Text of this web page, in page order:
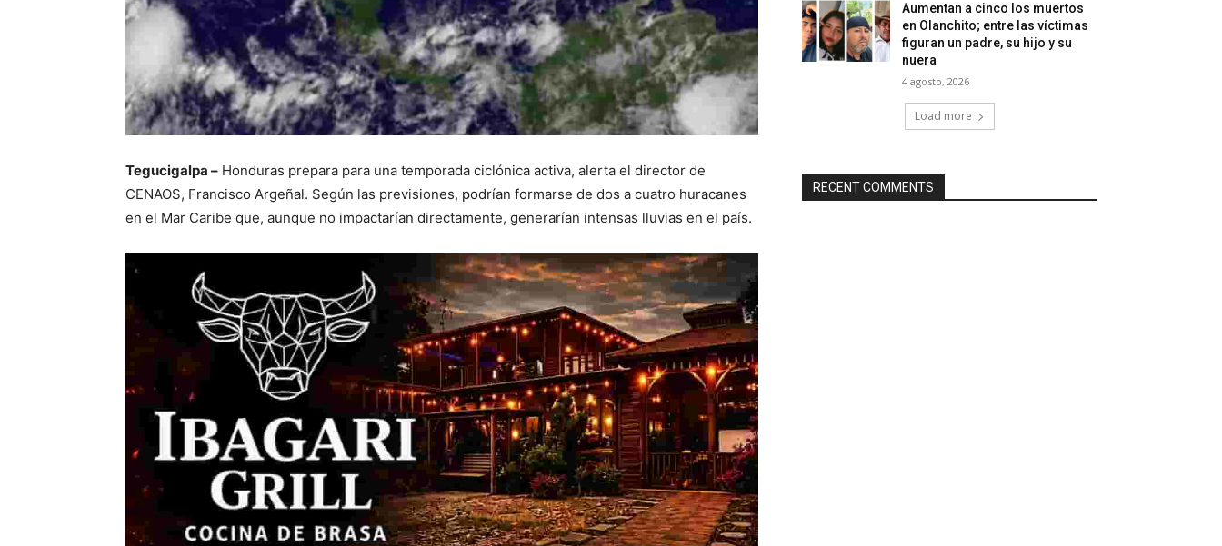
Tegucigalpa – Honduras prepara para una temporada ciclónica activa, alerta el director de
CENAOS, Francisco Argeñal. Según las previsiones, podrían formarse de dos a cuatro huracanes
en el Mar Caribe que, aunque no impactarían directamente, generarían intensas lluvias en el país.
Aumentan a cinco los muertos
en Olanchito; entre las víctimas
figuran un padre, su hijo y su
nuera
4 agosto, 2026
Load more
RECENT COMMENTS